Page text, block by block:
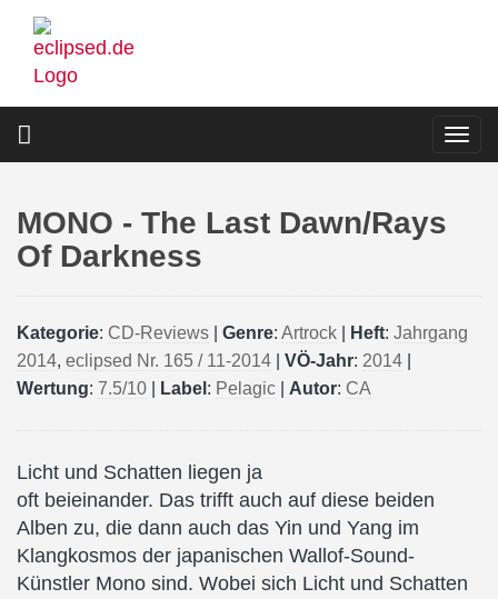
Direkt
zum
Inhalt
MONO - The Last Dawn/Rays
Of Darkness
Kategorie: CD-Reviews Genre: Artrock Heft: Jahrgang
2014, eclipsed Nr. 165 / 11-2014 VÖ-Jahr: 2014
Wertung: 7.5/10 Label : Pelagic Autor: CA
Licht und Schatten liegen ja
oft beieinander. Das trifft auch auf diese beiden
Alben zu, die dann auch das Yin und Yang im
Klangkosmos der japanischen Wallof-Sound-
Künstler Mono sind. Wobei sich Licht und Schatten